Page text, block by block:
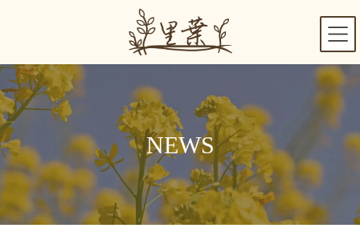
ン
ツ
へ
ス
キ
ッ
プ
ー
シ
ョ
ン
に
移
動
NEWS